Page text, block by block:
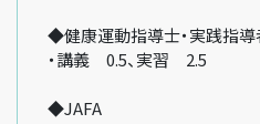
◆健康運動指導士・実践指導
・講義 0.5、実習 2.5
◆JAFA